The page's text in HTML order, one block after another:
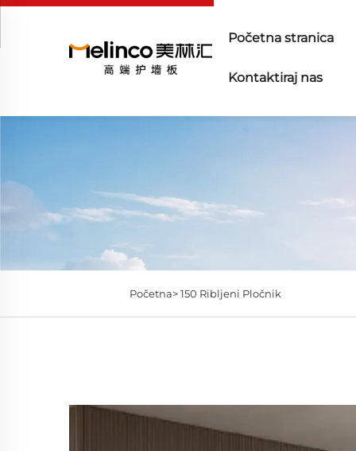
Početna stranica
Kontaktiraj nas
Početna>150 Ribljeni Pločnik